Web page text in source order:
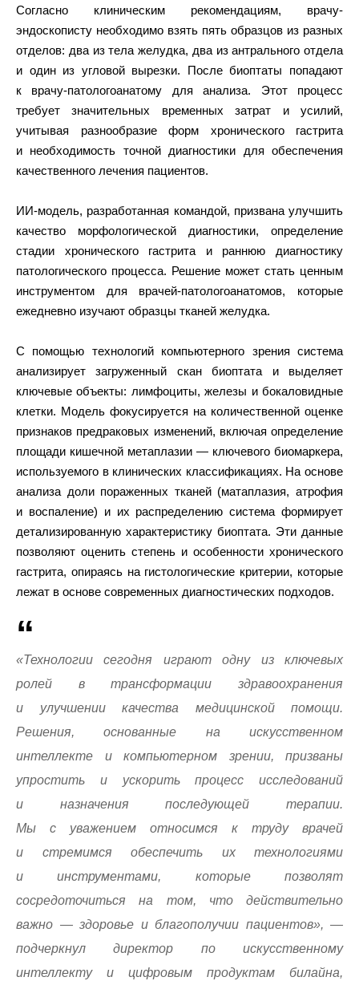
Согласно клиническим рекомендациям, врачу-
эндоскописту необходимо взять пять образцов из разных
отделов: два из тела желудка, два из антрального отдела
и один из угловой вырезки. После биоптаты попадают
к врачу-патологоанатому для анализа. Этот процесс
требует значительных временных затрат и усилий,
учитывая разнообразие форм хронического гастрита
и необходимость точной диагностики для обеспечения
качественного лечения пациентов.
ИИ-модель, разработанная командой, призвана улучшить
качество морфологической диагностики, определение
стадии хронического гастрита и раннюю диагностику
патологического процесса. Решение может стать ценным
инструментом для врачей-патологоанатомов, которые
ежедневно изучают образцы тканей желудка.
С помощью технологий компьютерного зрения система
анализирует загруженный скан биоптата и выделяет
ключевые объекты: лимфоциты, железы и бокаловидные
клетки. Модель фокусируется на количественной оценке
признаков предраковых изменений, включая определение
площади кишечной метаплазии — ключевого биомаркера,
используемого в клинических классификациях. На основе
анализа доли пораженных тканей (матаплазия, атрофия
и воспаление) и их распределению система формирует
детализированную характеристику биоптата. Эти данные
позволяют оценить степень и особенности хронического
гастрита, опираясь на гистологические критерии, которые
лежат в основе современных диагностических подходов.
«Технологии сегодня играют одну из ключевых
ролей в трансформации здравоохранения
и улучшении качества медицинской помощи.
Решения, основанные на искусственном
интеллекте и компьютерном зрении, призваны
упростить и ускорить процесс исследований
и назначения последующей терапии.
Мы с уважением относимся к труду врачей
и стремимся обеспечить их технологиями
и инструментами, которые позволят
сосредоточиться на том, что действительно
важно — здоровье и благополучии пациентов», —
подчеркнул директор по искусственному
интеллекту и цифровым продуктам билайна,